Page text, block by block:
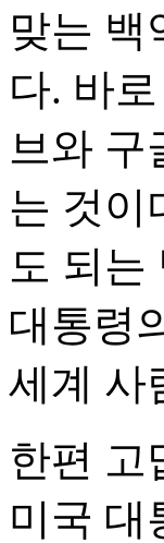
맞는 백
다. 바
브와 구
는 것이
도 되는
대통령
세계 사
한편 고
미국 대